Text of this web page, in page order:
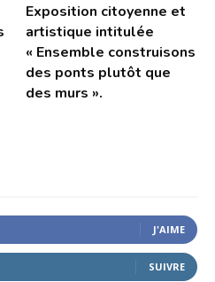
Exposition citoyenne et
artistique intitulée
« Ensemble construisons
des ponts plutôt que
des murs ».
J'AIME
SUIVRE